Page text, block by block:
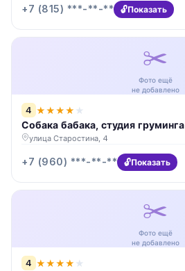
+7 (815) ***-**-** Показать
✂️
Фото ещё
не добавлено
4 ★★★★ ★
Собака бабака, студия груминга
улица Старостина, 4
+7 (960) ***-**-** Показать
✂️
Фото ещё
не добавлено
4 ★★★★ ★